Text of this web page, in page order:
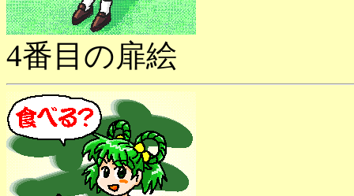
4番目の扉絵